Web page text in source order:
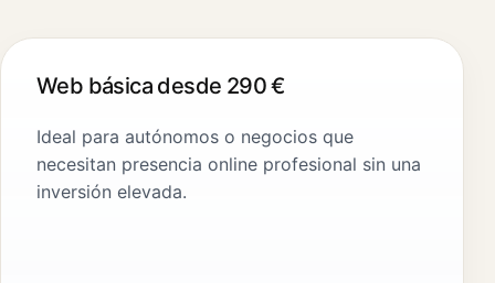
Web básica desde 290 €
Ideal para autónomos o negocios que
necesitan presencia online profesional sin una
inversión elevada.